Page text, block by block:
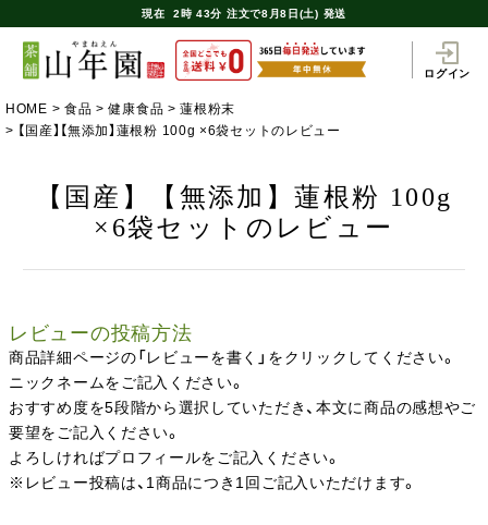
現在 2時 43分 注文で8月8日(土) 発送
ログイン
HOME 食品 健康食品
蓮根粉末
【国産】【無添加】蓮根粉 100g ×6袋セットのレビュー
【国産】【無添加】蓮根粉 100g
×6袋セットのレビュー
レビューの投稿方法
商品詳細ページの「レビューを書く」をクリックしてください。
ニックネームをご記入ください。
おすすめ度を5段階から選択していただき、本文に商品の感想やご
要望をご記入ください。
よろしければプロフィールをご記入ください。
※レビュー投稿は、1商品につき1回ご記入いただけます。